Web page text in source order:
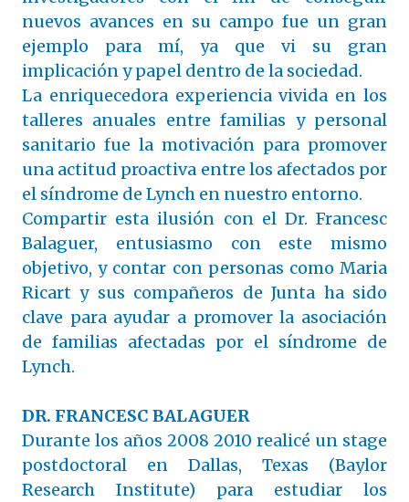
nuevos avances en su campo fue un gran
ejemplo para mí, ya que vi su gran
implicación y papel dentro de la sociedad.
La enriquecedora experiencia vivida en los
talleres anuales entre familias y personal
sanitario fue la motivación para promover
una actitud proactiva entre los afectados por
el síndrome de Lynch en nuestro entorno.
Compartir esta ilusión con el Dr. Francesc
Balaguer, entusiasmo con este mismo
objetivo, y contar con personas como Maria
Ricart y sus compañeros de Junta ha sido
clave para ayudar a promover la asociación
de familias afectadas por el síndrome de
Lynch.
DR. FRANCESC BALAGUER
Durante los años 2008­ 2010 realicé un stage
post­doctoral en Dallas, Texas (Baylor
Research Institute) para estudiar los